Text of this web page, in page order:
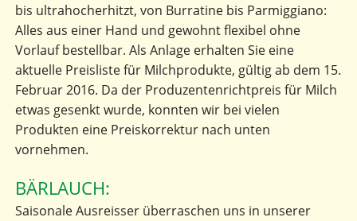
bis ultrahocherhitzt, von Burratine bis Parmiggiano:
Alles aus einer Hand und gewohnt flexibel ohne
Vorlauf bestellbar. Als Anlage erhalten Sie eine
aktuelle Preisliste für Milchprodukte, gültig ab dem 15.
Februar 2016. Da der Produzentenrichtpreis für Milch
etwas gesenkt wurde, konnten wir bei vielen
Produkten eine Preiskorrektur nach unten
vornehmen.
BÄRLAUCH:
Saisonale Ausreisser überraschen uns in unserer